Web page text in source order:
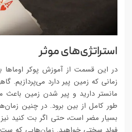
استراتژی‌های موثر
در این قسمت از آموزش پوکر اوماها
زمانی که زمین پیر دارد
مانستر دارید و پیر شدن زمین باعث
طور کامل از بین برود. در چنین
بسیار مضر است، حتی اگر بت کنید